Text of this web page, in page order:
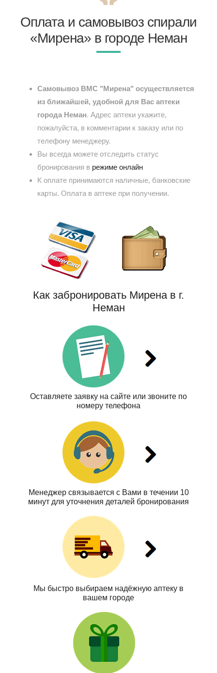
Оплата и самовывоз спирали
«Мирена» в городе Неман
Самовывоз ВМС "Мирена" осуществляется
из ближайшей, удобной для Вас аптеки
города Неман. Адрес аптеки укажите,
пожалуйста, в комментарии к заказу или по
телефону менеджеру.
Вы всегда можете отследить статус
бронирования в режиме онлайн
К оплате принимаются наличные, банковские
карты. Оплата в аптеке при получении.
Как забронировать Мирена в г.
Неман
Оставляете заявку на сайте или звоните по
номеру телефона
Менеджер связывается с Вами в течении 10
минут для уточнения деталей бронирования
Мы быстро выбираем надёжную аптеку в
вашем городе